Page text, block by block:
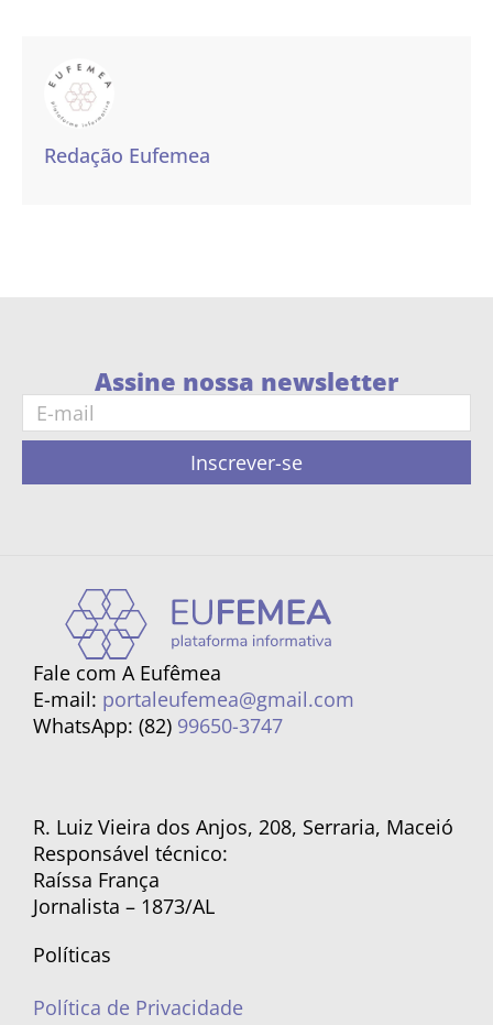
Redação Eufemea
Assine nossa newsletter
Inscrever-se
Fale com A Eufêmea
E-mail: portaleufemea@gmail.com
WhatsApp: (82) 99650-3747
R. Luiz Vieira dos Anjos, 208, Serraria, Maceió
Responsável técnico:
Raíssa França
Jornalista – 1873/AL
Políticas
Política de Privacidade